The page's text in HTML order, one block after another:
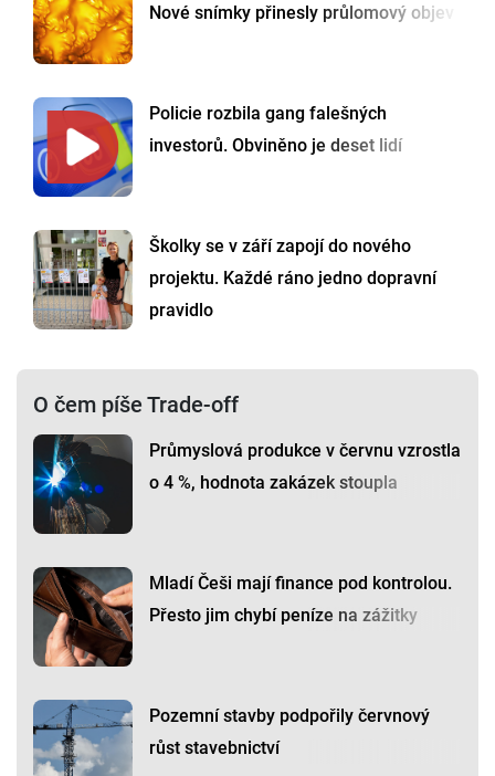
Nové snímky přinesly průlomový objev
Policie rozbila gang falešných
investorů. Obviněno je deset lidí
Školky se v září zapojí do nového
projektu. Každé ráno jedno dopravní
pravidlo
O čem píše Trade-off
Průmyslová produkce v červnu vzrostla
o 4 %, hodnota zakázek stoupla
Mladí Češi mají finance pod kontrolou.
Přesto jim chybí peníze na zážitky
Pozemní stavby podpořily červnový
růst stavebnictví